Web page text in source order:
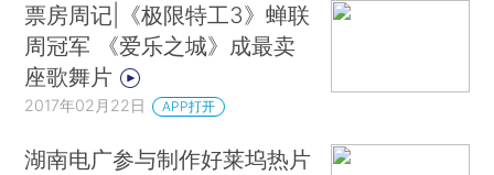
票房周记|《极限特工3》蝉联
周冠军 《爱乐之城》成最卖
座歌舞片
2017年02月22日 APP打开
湖南电广参与制作好莱坞热片